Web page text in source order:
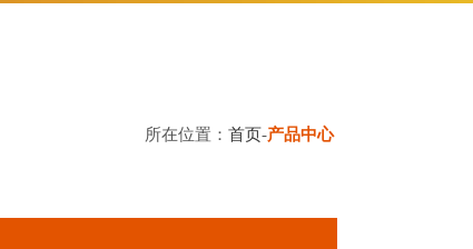
所在位置： 首页-产品中心